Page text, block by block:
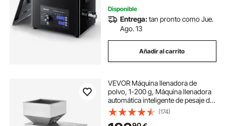
Disponible
Entrega:tan pronto como Jue.
Ago. 13
Añadir al carrito
VEVOR Máquina llenadora de
polvo, 1-200 g, Máquina llenadora
automática inteligente de pesaje de
partículas, Llenado dispensador
para semillas de té, granos, polvo,
(174)